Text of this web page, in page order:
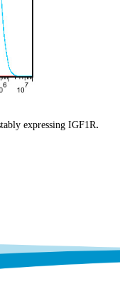
expressing IGF1R.